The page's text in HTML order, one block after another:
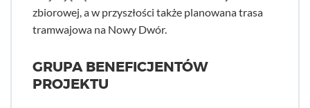
zbiorowej, a w przyszłości także planowana trasa
tramwajowa na Nowy Dwór.
GRUPA BENEFICJENTÓW
PROJEKTU